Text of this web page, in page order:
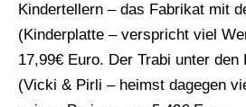
Kindertellern – das Fabrikat mit
(Kinderplatte – verspricht viel
17,99€ Euro. Der Trabi unter den
(Vicki & Pirli – heimst dagegen